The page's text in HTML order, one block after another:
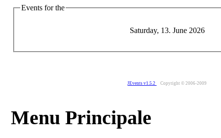
Events for the
Saturday, 13. June 2026
JEvents v1.5.2 Copyright © 2006-2009
Menu Principale